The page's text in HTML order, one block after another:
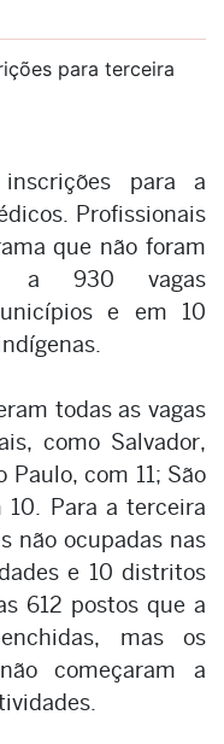
para a
Profissionais
que não foram
a 930 vagas
e em 10
todas as vagas
como Salvador,
Paulo, com 11; São
10. Para a terceira
não ocupadas nas
e 10 distritos
612 postos que a
mas os
começaram a